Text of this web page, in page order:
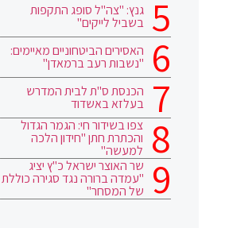
גנץ: "צה"ל סופג התקפות
בשביל לייקים"
האסירים הביטחוניים מאיימים:
"נשבות רעב ברמאדן"
הכנסת ס"ת לבית המדרש
בעלזא באשדוד
צפו בשידור חי: הגמר הגדול
והכתרת חתן "חידון הלכה
למעשה"
שר האוצר ישראל כ"ץ יציג
"עמדה ברורה נגד סגירה כוללת
של המסחר"